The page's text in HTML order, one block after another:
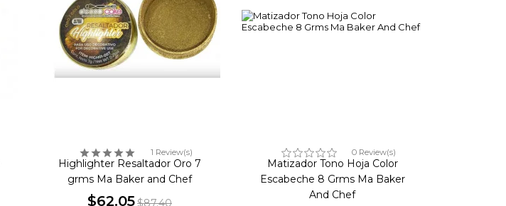
1 Review(s)
Highlighter Resaltador Oro 7
grms Ma Baker and Chef
$62.05$87.40
0 Review(s)
Matizador Tono Hoja Color
Escabeche 8 Grms Ma Baker
And Chef